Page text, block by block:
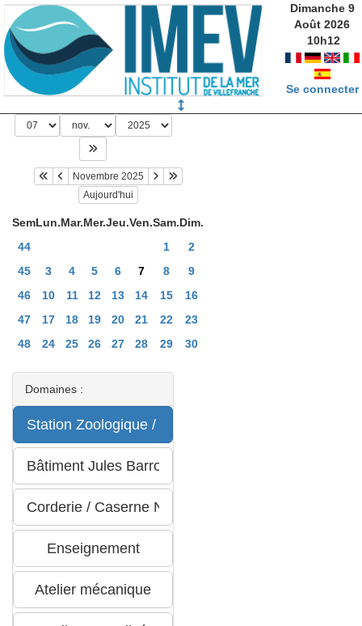
Dimanche 9
Août 2026
10h12
Se connecter
Novembre 2025
Aujourd'hui
SemLun.Mar.Mer.Jeu.Ven.Sam.Dim.
44
1
2
45
3 4 5 6 7 8
9
46
10 11 12 13 14 15
16
47
17 18 19 20 21 22
23
48
24 25 26 27 28 29 30
Domaines :